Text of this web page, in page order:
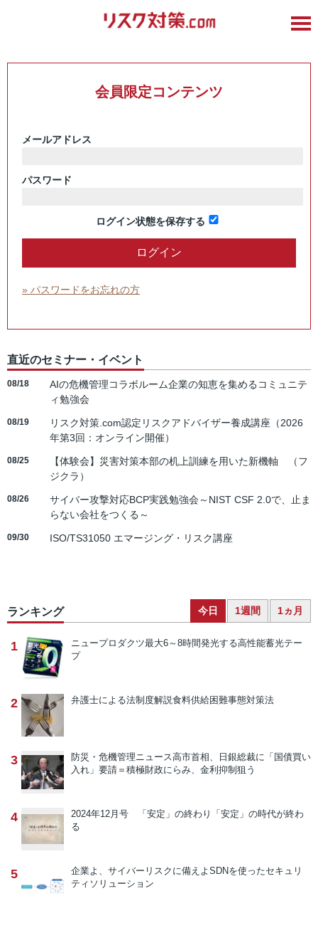
会員限定コンテンツ
メールアドレス
パスワード
ログイン状態を保存する
» パスワードをお忘れの方
直近のセミナー・イベント
08/18
AIの危機管理コラボルーム企業の知恵を集めるコミュニテ
ィ勉強会
08/19
リスク対策.com認定リスクアドバイザー養成講座（2026
年第3回：オンライン開催）
08/25
【体験会】災害対策本部の机上訓練を用いた新機軸 （フ
ジクラ）
08/26
サイバー攻撃対応BCP実践勉強会～NIST CSF 2.0で、止ま
らない会社をつくる～
09/30 ISO/TS31050 エマージング・リスク講座
ランキング 今日 1週間 1ヵ月
1 ニュープロダクツ最大6～8時間発光する高性能蓄光テー
プ
2 弁護士による法制度解説食料供給困難事態対策法
3 防災・危機管理ニュース高市首相、日銀総裁に「国債買い
入れ」要請＝積極財政にらみ、金利抑制狙う
4 2024年12月号 「安定」の終わり
「安定」の時代が終わ
る
5 企業よ、サイバーリスクに備えよ SDNを使ったセキュリ
ティソリューション